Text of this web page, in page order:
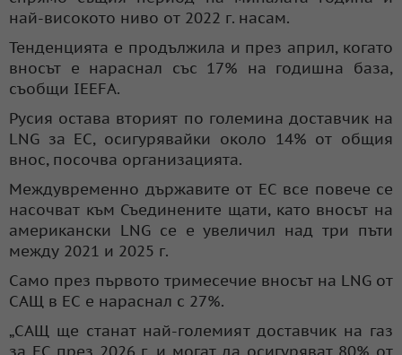
най-високото ниво от 2022 г. насам.
Тенденцията е продължила и през април, когато
вносът е нараснал със 17% на годишна база,
съобщи IEEFA.
Русия остава вторият по големина доставчик на
LNG за ЕС, осигурявайки около 14% от общия
внос, посочва организацията.
Междувременно държавите от ЕС все повече се
насочват към Съединените щати, като вносът на
американски LNG се е увеличил над три пъти
между 2021 и 2025 г.
Само през първото тримесечие вносът на LNG от
САЩ в ЕС е нараснал с 27%.
„САЩ ще станат най-големият доставчик на газ
за ЕС през 2026 г. и могат да осигуряват 80% от